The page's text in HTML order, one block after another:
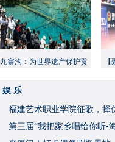
九寨沟：为世界遗产保护贡
娱 乐
福建艺术职业学院征歌，择
第三届“我把家乡唱给你听•